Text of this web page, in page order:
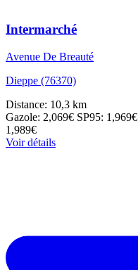
Intermarché
Avenue De Breauté
Dieppe (76370)
Distance: 10,3 km
Gazole: 2,069€ SP95: 1,969€
1,989€
Voir détails